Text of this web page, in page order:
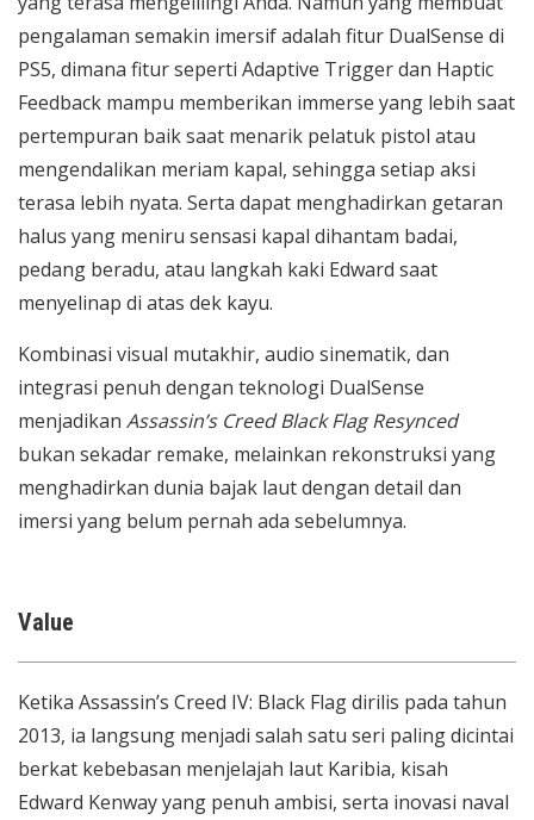
pengalaman semakin imersif adalah fitur DualSense di
PS5, dimana fitur seperti Adaptive Trigger dan Haptic
Feedback mampu memberikan immerse yang lebih saat
pertempuran baik saat menarik pelatuk pistol atau
mengendalikan meriam kapal, sehingga setiap aksi
terasa lebih nyata. Serta dapat menghadirkan getaran
halus yang meniru sensasi kapal dihantam badai,
pedang beradu, atau langkah kaki Edward saat
menyelinap di atas dek kayu.
Kombinasi visual mutakhir, audio sinematik, dan
integrasi penuh dengan teknologi DualSense
menjadikan Assassin’s Creed Black Flag Resynced
bukan sekadar remake, melainkan rekonstruksi yang
menghadirkan dunia bajak laut dengan detail dan
imersi yang belum pernah ada sebelumnya.
Value
Ketika Assassin’s Creed IV: Black Flag dirilis pada tahun
2013, ia langsung menjadi salah satu seri paling dicintai
berkat kebebasan menjelajah laut Karibia, kisah
Edward Kenway yang penuh ambisi, serta inovasi naval